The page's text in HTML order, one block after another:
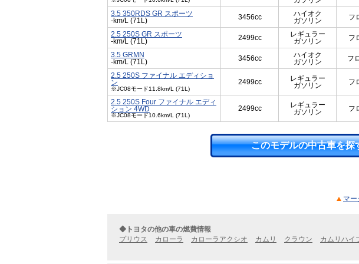
3.5 350RDS GR スポーツ
-km/L (71L)
3456cc
ハイオク
ガソリン
フ
2.5 250S GR スポーツ
-km/L (71L)
2499cc
レギュラー
ガソリン
フ
3.5 GRMN
-km/L (71L)
3456cc
ハイオク
ガソリン
フ
2.5 250S ファイナル エディショ
ン
※JC08モード11.8km/L (71L)
2499cc
レギュラー
ガソリン
フ
2.5 250S Four ファイナル エディ
ション 4WD
※JC08モード10.6km/L (71L)
2499cc
レギュラー
ガソリン
フ
このモデルの中古車を探
マ
◆トヨタの他の車の燃費情報
プリウス
カローラ カローラアクシオ カムリ クラウン カムリハイ